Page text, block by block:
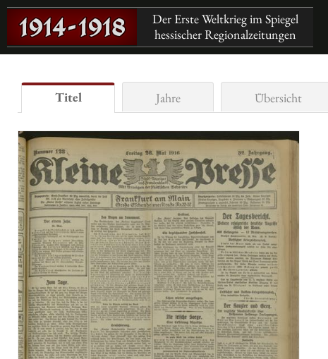
Der Erste Weltkrieg im Spiegel
hessischer Regionalzeitungen
Titel Jahre Übersicht